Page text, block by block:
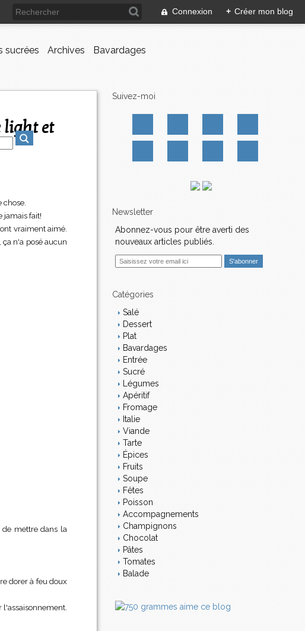
Connexion + Créer mon blog
sucrées Archives Bavardages
jamais fait!
vraiment aimé.
n'a posé aucun
mettre dans la
dorer à feu doux
Suivez-moi
Newsletter
Abonnez-vous pour être averti des
nouveaux articles publiés.
i Catégories
Salé
Dessert
Plat
Bavardages
Entrée
Sucré
Légumes
Apéritif
Fromage
Italie
Viande
Tarte
Épices
Fruits
Soupe
Fêtes
Poisson
Accompagnements
Champignons
Chocolat
Pâtes
Tomates
Balade